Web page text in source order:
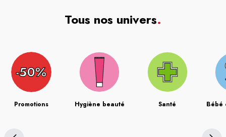
Tous nos univers.
Promotions Hygiène beauté Santé Bébé